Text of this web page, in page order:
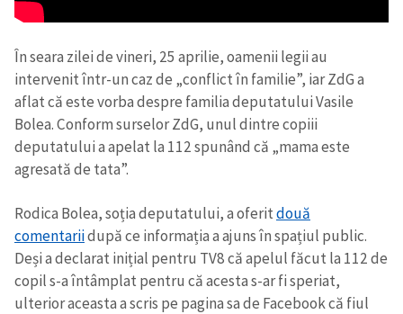
În seara zilei de vineri, 25 aprilie, oamenii legii au
intervenit într-un caz de „conflict în familie”, iar ZdG a
aflat că este vorba despre familia deputatului Vasile
Bolea. Conform surselor ZdG, unul dintre copiii
deputatului a apelat la 112 spunând că „mama este
agresată de tata”.
Rodica Bolea, soția deputatului, a oferitdouă
comentariidupă ce informația a ajuns în spațiul public.
Deși a declarat inițial pentru TV8 că apelul făcut la 112 de
copil s-a întâmplat pentru că acesta s-ar fi speriat,
ulterior aceasta a scris pe pagina sa de Facebook că fiul